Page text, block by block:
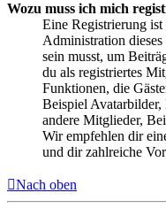
Wozu muss ich mich
Eine Registrierung
Administration
sein musst, um
du als registriertes
Funktionen, die
Beispiel
andere Mitglieder,
Wir empfehlen dir
und dir zahlreiche
Nach oben